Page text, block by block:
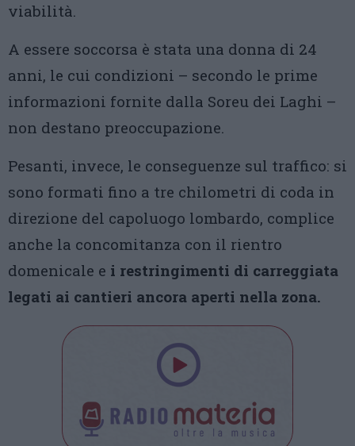
viabilità.
A essere soccorsa è stata una donna di 24
anni, le cui condizioni – secondo le prime
informazioni fornite dalla Soreu dei Laghi –
non destano preoccupazione.
Pesanti, invece, le conseguenze sul traffico: si
sono formati fino a tre chilometri di coda in
direzione del capoluogo lombardo, complice
anche la concomitanza con il rientro
domenicale e i restringimenti di carreggiata
legati ai cantieri ancora aperti nella zona.